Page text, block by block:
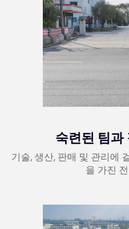
숙련된 팀과
기술, 생산, 판매 및 관리에
을 가진